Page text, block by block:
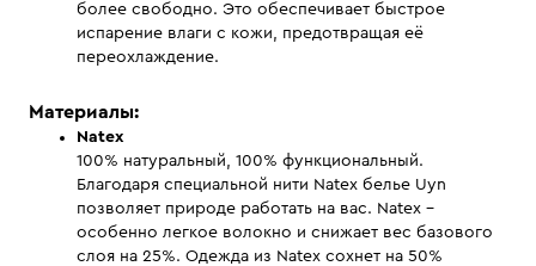
более свободно. Это обеспечивает быстрое
испарение влаги с кожи, предотвращая её
переохлаждение.
Материалы:
Natex
100% натуральный, 100% функциональный.
Благодаря специальной нити Natex белье Uyn
позволяет природе работать на вас. Natex -
особенно легкое волокно и снижает вес базового
слоя на 25%. Одежда из Natex сохнет на 50%